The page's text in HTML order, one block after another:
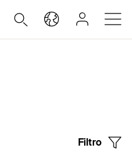
Filtro